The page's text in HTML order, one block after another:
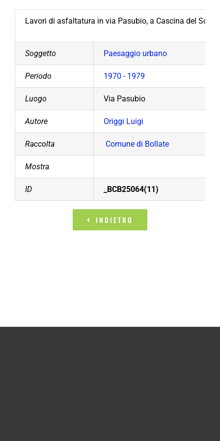
Lavori di asfaltatura in via Pasubio, a Cascina del Sole.
Soggetto Paesaggio urbano
Periodo 1970 - 1979
Luogo Via Pasubio
Autore Origgi Luigi
Raccolta Comune di Bollate
Mostra
ID _BCB25064(11)
INDIETRO